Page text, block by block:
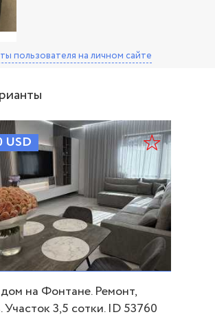
пользователя на личном сайте
USD
на Фонтане. Ремонт,
Участок 3,5 сотки. ID 53760